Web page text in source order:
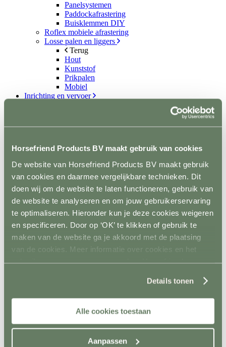
Horsefriend Products BV maakt gebruik van cookies
De website van Horsefriend Products BV maakt gebruik
van cookies en daarmee vergelijkbare technieken. Dit
doen wij om de website te laten functioneren, gebruik van
de website te analyseren en om jouw gebruikerservaring
te optimaliseren. Hieronder kun je deze cookies weigeren
en specificeren. Door op ‘OK’ te klikken of gebruik te
maken van de website ga je akkoord met de plaatsing
van de cookies. Meer informatie over cookies en het
gebruik van persoonsgegevens door Horsefriend
Details tonen
Alle cookies toestaan
Aanpassen
Panelsystemen
Paddockafrastering
Buisklemmen DIY
Roflex mobiele afrastering
Losse palen en liggers
Terug
Hout
Kunststof
Prikpalen
Mobiel
Inrichting en vervoer
Ruiven en Slowfeeders
Verlichting
Kruiwagens en karren
Terug
Hooi- en strowagens
Mestopslag
Mestcontainer
Poets- en wasplaats
Terug
Zadel- en tuigdragers
Zadel- en tuigkarren
Kasten
Dekenrekken